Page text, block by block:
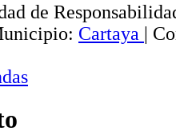
de
Cartaya |